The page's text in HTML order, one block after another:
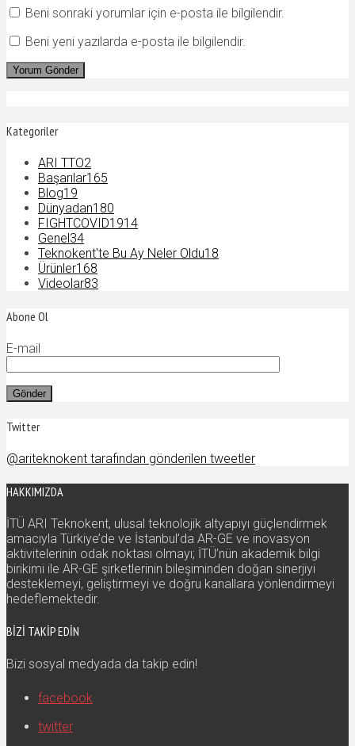
Beni sonraki yorumlar için e-posta ile bilgilendir.
Beni yeni yazılarda e-posta ile bilgilendir.
Kategoriler
ARI TTO2
Başarılar165
Blog19
Dünyadan180
FIGHTCOVID1914
Genel 34
Teknokent'te Bu Ay Neler Oldu18
Ürünler168
Videolar83
Abone Ol
E-mail
Twitter
@ariteknokent tarafından gönderilen tweetler
HAKKIMIZDA
İTÜ ARI Teknokent, ulusal teknolojik altyapıyı güçlendirmek
amacıyla Türkiye’de ve İstanbul’da AR-GE ve inovasyon
aktivitelerinin odak noktası olmayı; İTÜ’nün akademik bilgi
birikimi ile AR-GE şirketlerinin bileşiminden doğan sinerjiyi
desteklemeyi, geliştirmeyi ve doğru kanallara yönlendirmeyi
hedeflemektedir.
BIZI TAKIP EDIN
Bizi sosyal medyada da takip edin!
facebook
twitter